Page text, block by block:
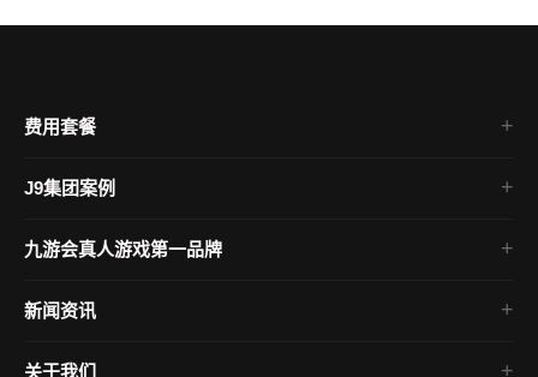
费用套餐
J9集团案例
电脑网游
J9九游会真人游戏
九游会真人游戏第一品牌
新闻资讯
公司新闻
关于我们